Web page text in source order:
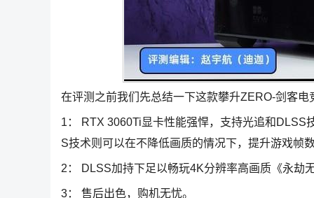
在评测之前我们先总结一下这款攀升ZERO-剑客电
1： RTX 3060Ti显卡性能强悍，支持光追和
S技术则可以在不降低画质的情况下，提升游戏帧
2： DLSS加持下足以畅玩4K分辨率高画质《永劫
3： 售后出色，购机无忧。